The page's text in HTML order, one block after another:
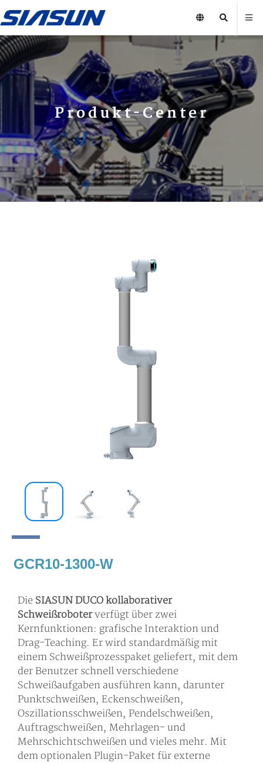
Produkt-Center
GCR10-1300-W
Die SIASUN DUCO kollaborativer
Schweißroboterverfügt über zwei
Kernfunktionen: grafische Interaktion und
Drag-Teaching. Er wird standardmäßig mit
einem Schweißprozesspaket geliefert, mit dem
der Benutzer schnell verschiedene
Schweißaufgaben ausführen kann, darunter
Punktschweißen, Eckenschweißen,
Oszillationsschweißen, Pendelschweißen,
Auftragschweißen, Mehrlagen- und
Mehrschichtschweißen und vieles mehr. Mit
dem optionalen Plugin-Paket für externe